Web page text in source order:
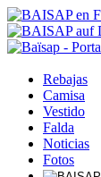
Rebajas
Camisa
Vestido
Falda
Noticias
Fotos